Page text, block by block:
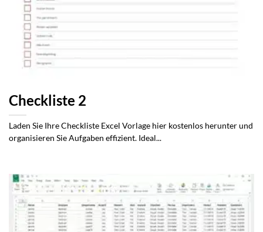
Checkliste 2
Laden Sie Ihre Checkliste Excel Vorlage hier kostenlos herunter und
organisieren Sie Aufgaben effizient. Ideal...